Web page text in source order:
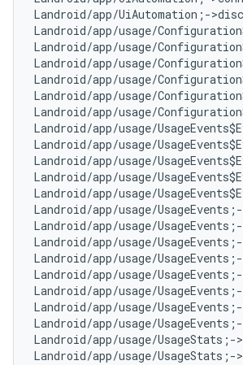
Landroid/app/UiAutomation;-
Landroid/app/usage/
Landroid/app/usage/
Landroid/app/usage/
Landroid/app/usage/
Landroid/app/usage/
Landroid/app/usage/
Landroid/app/usage/
Landroid/app/usage/
Landroid/app/usage/
Landroid/app/usage/
Landroid/app/usage/
Landroid/app/usage/
Landroid/app/usage/
Landroid/app/usage/
Landroid/app/usage/
Landroid/app/usage/
Landroid/app/usage/
Landroid/app/usage/
Landroid/app/usage/
Landroid/app/usage/
Landroid/app/usage/UsageStats;-